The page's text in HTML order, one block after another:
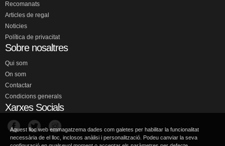
Recomanats
Articles de regal
Noticies
Política de privacitat
Sobre nosaltres
Qui som
On som
Contactar
Condicions generals
Xarxes Socials
Aquest lloc web emmagatzema dades com galetes per habilitar la funcionalitat
necessària de el lloc, inclosos anàlisi i personalització. Podeu canviar la seva